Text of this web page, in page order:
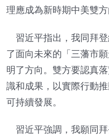
理應成為新時期中美雙方
習近平指出，我同拜
了面向未來的「三藩市
明了方向。雙方要認真
識和成果，以實際行動
可持續發展。
習近平強調，我願同